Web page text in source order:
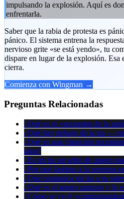
impulsando la explosión. Aquí es
enfrentarla.
Saber que la rabia de protesta es
pánico. El sistema entrena la
nervioso grite «se está yendo», tu
dispare en lugar de la explosión. Esa
cierra.
Comienza con Wingman →
Preguntas Relacionadas
¿Qué es el «secuestro de la
¿Qué hay debajo de la ira —
¿Qué es una 'emoción
algo?
¿Es mi ira un grito de apego
¿Por qué lastimo a la persona
¿Qué comunica mi ira a su
¿Qué es el apego ansioso y lo
¿Cómo se ve el